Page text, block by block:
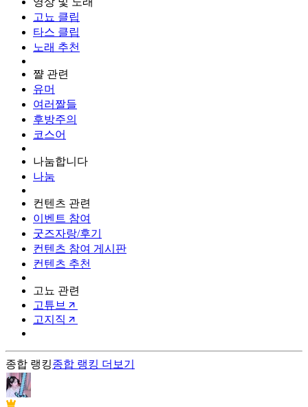
고뇨 클립
타스 클립
노래 추천
쨜 관련
유머
여러짤들
후방주의
코스어
나눔합니다
나눔
컨텐츠 관련
이벤트 참여
굿즈자랑/후기
컨텐츠 참여 게시판
컨텐츠 추천
고뇨 관련
고튜브
고지직
종합 랭킹종합 랭킹 더보기